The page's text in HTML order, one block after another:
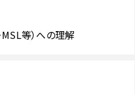
等）への理解